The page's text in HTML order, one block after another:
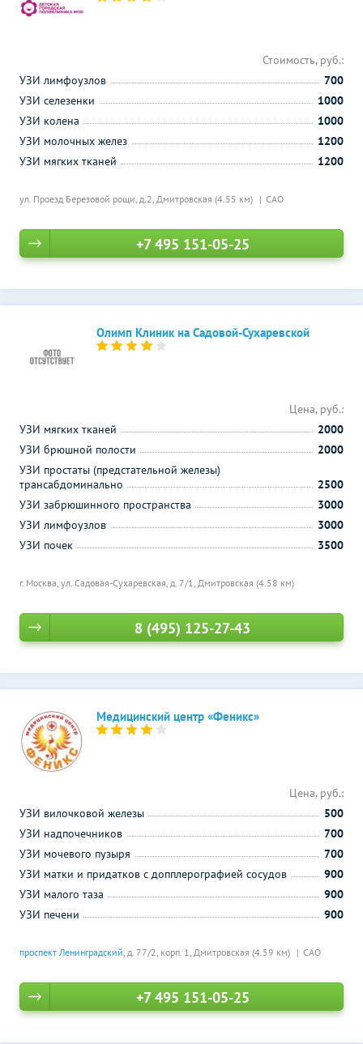
ул. Проезд Березовой рощи, д.2, Дмитровская (4.55 км) САО
Стоимость, руб.:
УЗИ лимфоузлов
700
УЗИ селезенки
1000
УЗИ колена
1000
УЗИ молочных желез
1200
УЗИ мягких тканей
1200
+7 495 151-05-25
Олимп Клиник на Садовой-Сухаревской
г. Москва, ул. Садовая-Сухаревская, д. 7/1, Дмитровская (4.58 км)
Цена, руб.:
УЗИ мягких тканей
2000
УЗИ брюшной полости
2000
УЗИ простаты (предстательной железы)
трансабдоминально
2500
УЗИ забрюшинного пространства
3000
УЗИ лимфоузлов
3000
УЗИ почек
3500
8 (495) 125-27-43
Медицинский центр «Феникс»
проспект Ленинградский, д. 77/2, корп. 1, Дмитровская (4.59 км) САО
Цена, руб.:
УЗИ вилочковой железы
500
УЗИ надпочечников
700
УЗИ мочевого пузыря
700
УЗИ матки и придатков с допплерографией сосудов
900
УЗИ малого таза
900
УЗИ печени
900
+7 495 151-05-25